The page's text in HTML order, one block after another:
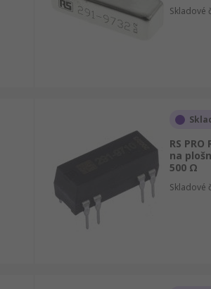
Skladové
RS
na
500 Ω
Skladové